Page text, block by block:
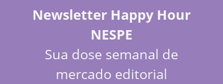
Newsletter Happy Hour
NESPE
Sua dose semanal de
mercado editorial